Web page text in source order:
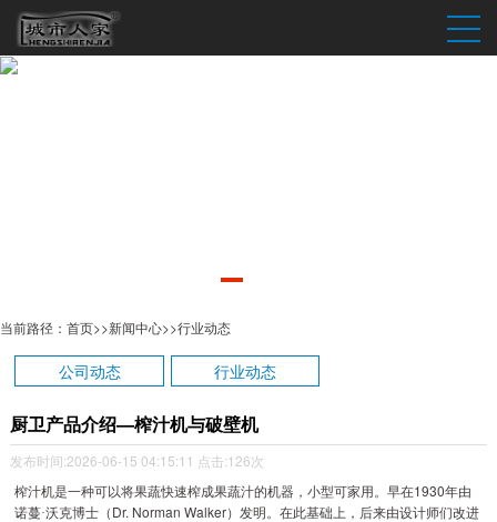
当前路径： 首页>>新闻中心>>行业动态
公司动态 行业动态
厨卫产品介绍—榨汁机与破壁机
发布时间:2026-06-15 04:15:11 点击:126次
榨汁机是一种可以将果蔬快速榨成果蔬汁的机器，小型可家用。早在1930年由
诺蔓·沃克博士（ Dr. Norman Walker）发明。在此基础上，后来由设计师们改进